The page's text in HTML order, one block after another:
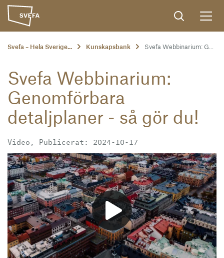
Svefa – Hela Sverige... Kunskapsbank Svefa Webbinarium: G...
Svefa Webbinarium:
Genomförbara
detaljplaner - så gör du!
Video, Publicerat: 2024-10-17